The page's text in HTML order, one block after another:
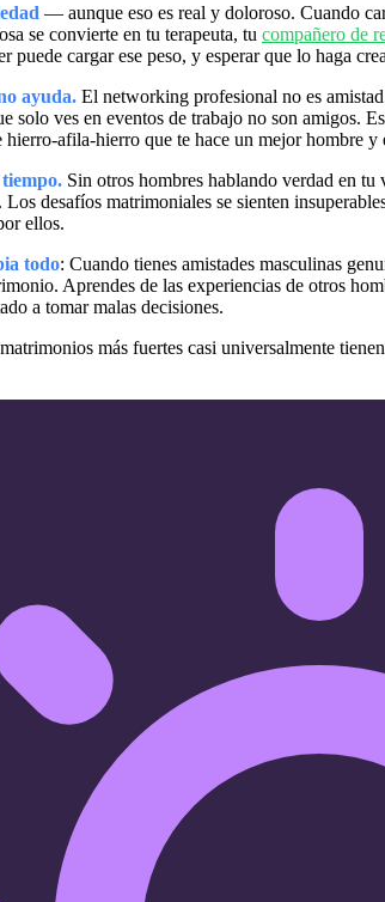
— aunque eso es real y doloroso. Cuando
se convierte en tu terapeuta, tu compañero de
puede cargar ese peso, y esperar que lo haga
ayuda. El networking profesional no es
solo ves en eventos de trabajo no son amigos.
afila-hierro que te hace un mejor hombre y
Sin otros hombres hablando verdad en tu
desafíos matrimoniales se sienten
ellos.
todo: Cuando tienes amistades masculinas
Aprendes de las experiencias de otros
a tomar malas decisiones.
más fuertes casi universalmente